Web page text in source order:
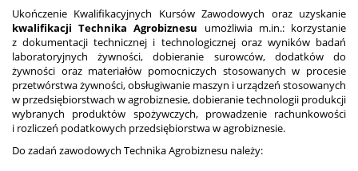
Ukończenie Kwalifikacyjnych Kursów Zawodowych oraz uzyskanie
kwalifikacji Technika Agrobiznesu umożliwia m.in.: korzystanie
z dokumentacji technicznej i technologicznej oraz wyników badań
laboratoryjnych żywności, dobieranie surowców, dodatków do
żywności oraz materiałów pomocniczych stosowanych w procesie
przetwórstwa żywności, obsługiwanie maszyn i urządzeń stosowanych
w przedsiębiorstwach w agrobiznesie, dobieranie technologii produkcji
wybranych produktów spożywczych, prowadzenie rachunkowości
i rozliczeń podatkowych przedsiębiorstwa w agrobiznesie.
Do zadań zawodowych Technika Agrobiznesu należy: